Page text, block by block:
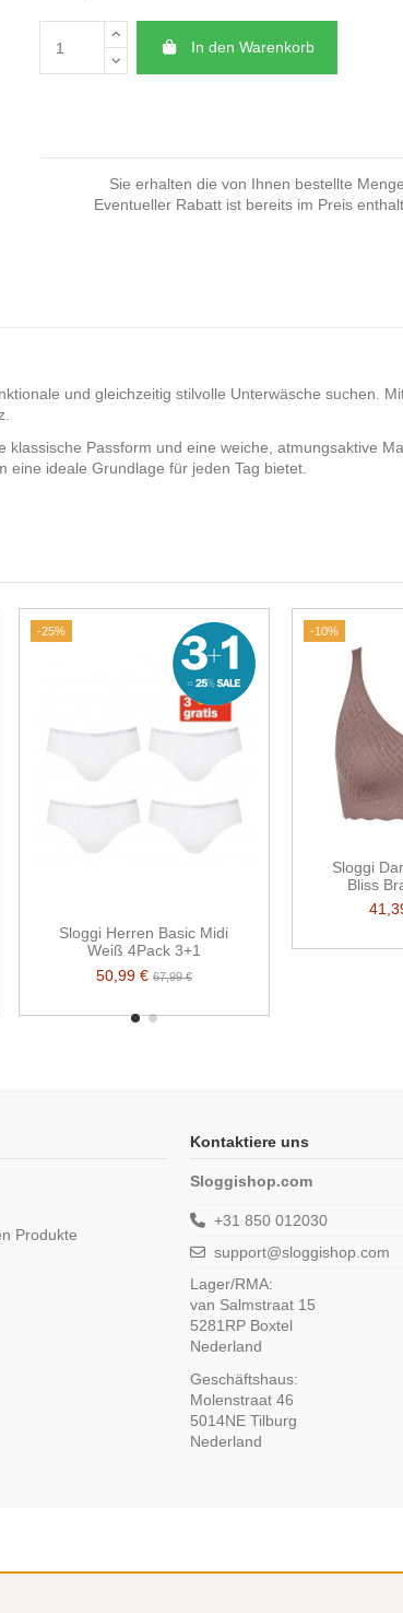
In den Warenkorb
Sie erhalten die von Ihnen bestellte
Eventueller Rabatt ist bereits im Preis
und gleichzeitig stilvolle Unterwäsche suchen.
Passform und eine weiche, atmungsaktive
ideale Grundlage für jeden Tag bietet.
-25%
Sloggi Herren Basic Midi
Weiß 4Pack 3+1
50,99 € 67,99 €
-10%
Sloggi
Bliss
Produkte
Kontaktiere uns
Sloggishop.com
+31 850 012030
support@sloggishop.com
Lager/RMA:
van Salmstraat 15
5281RP Boxtel
Nederland
Geschäftshaus:
Molenstraat 46
5014NE Tilburg
Nederland